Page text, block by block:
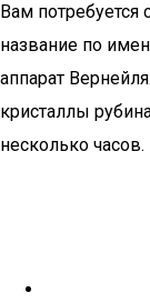
Вам
название по
аппарат
кристаллы
несколько часов.